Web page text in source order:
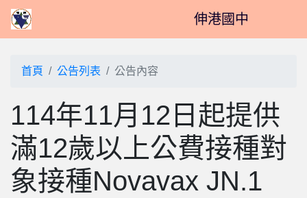
伸港國中
首頁 公告列表 公告內容
114年11月12日起提供
滿12歲以上公費接種對
象接種Novavax JN.1